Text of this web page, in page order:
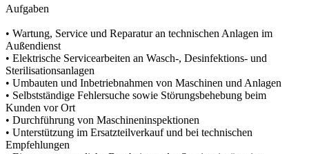
Aufgaben
• Wartung, Service und Reparatur an technischen Anlagen im
Außendienst
• Elektrische Servicearbeiten an Wasch-, Desinfektions- und
Sterilisationsanlagen
• Umbauten und Inbetriebnahmen von Maschinen und Anlagen
• Selbstständige Fehlersuche sowie Störungsbehebung beim
Kunden vor Ort
• Durchführung von Maschineninspektionen
• Unterstützung im Ersatzteilverkauf und bei technischen
Empfehlungen